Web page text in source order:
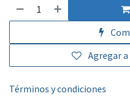
Agregar
Términos y condiciones